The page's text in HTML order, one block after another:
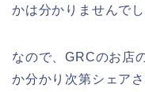
かは分かりませんでし
なので、GRCのお店
か分かり次第シェア